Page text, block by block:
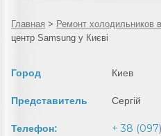
Главная > Ремонт холодильников
центр Samsung у Києві
Город Киев
Представитель Сергій
Телефон: + 38